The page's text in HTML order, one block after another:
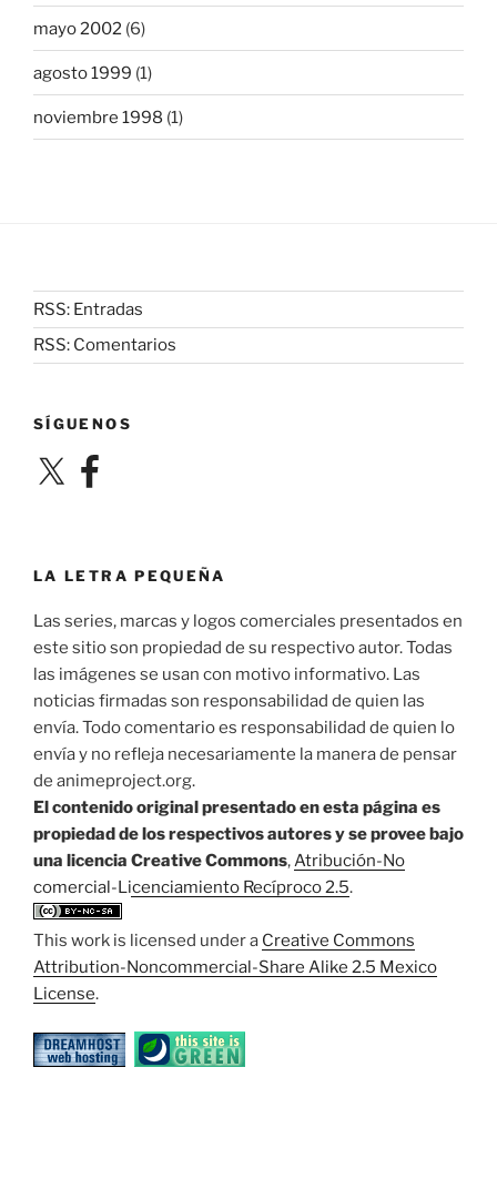
mayo 2002 (6)
agosto 1999 (1)
noviembre 1998 (1)
RSS: Entradas
RSS: Comentarios
SÍGUENOS
X Facebook
LA LETRA PEQUEÑA
Las series, marcas y logos comerciales presentados en
este sitio son propiedad de su respectivo autor. Todas
las imágenes se usan con motivo informativo. Las
noticias firmadas son responsabilidad de quien las
envía. Todo comentario es responsabilidad de quien lo
envía y no refleja necesariamente la manera de pensar
de animeproject.org.
El contenido original presentado en esta página es
propiedad de los respectivos autores y se provee bajo
una licencia Creative Commons,Atribución-No
comercial-Licenciamiento Recíproco 2.5.
This work is licensed under a Creative Commons
Attribution-Noncommercial-Share Alike 2.5 Mexico
License.